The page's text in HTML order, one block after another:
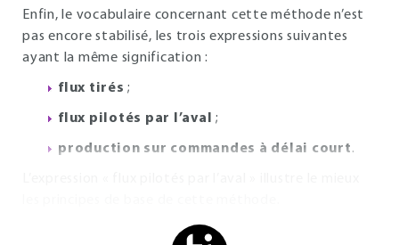
Enfin, le vocabulaire concernant cette méthode n’est
pas encore stabilisé, les trois expressions suivantes
ayant la même signification :
flux tirés ;
flux pilotés par l’aval ;
production sur commandes à délai court.